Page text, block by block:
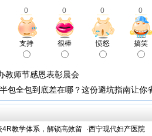
0 0 0 0
支持 很棒 愤怒 搞笑
教师节感恩表彰晨会
包全包到底差在哪？这份避坑指南让你
教学体系，解锁高效留
·西宁现代妇产医院